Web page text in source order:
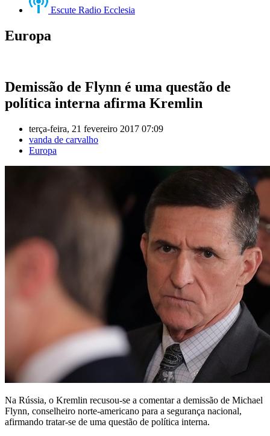
Escute Radio Ecclesia
Europa
Demissão de Flynn é uma questão de
política interna afirma Kremlin
terça-feira, 21 fevereiro 2017 07:09
vanda de carvalho
Europa
Na Rússia, o Kremlin recusou-se a comentar a demissão de Michael
Flynn, conselheiro norte-americano para a segurança nacional,
afirmando tratar-se de uma questão de política interna.